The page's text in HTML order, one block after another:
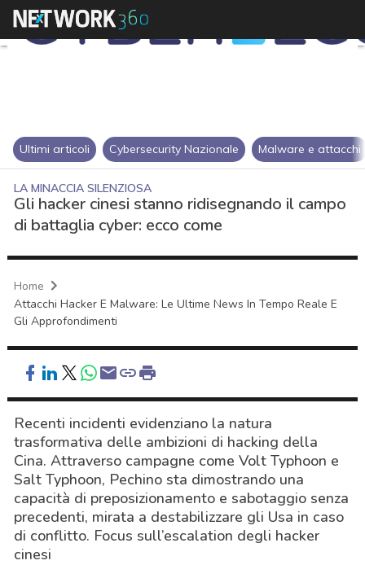
Ultimi articoli Cybersecurity Nazionale Malware e attacchi
LA MINACCIA SILENZIOSA
Gli hacker cinesi stanno ridisegnando il campo
di battaglia cyber: ecco come
Home
Attacchi Hacker E Malware: Le Ultime News In Tempo Reale E
Gli Approfondimenti
Recenti incidenti evidenziano la natura
trasformativa delle ambizioni di hacking della
Cina. Attraverso campagne come Volt Typhoon e
Salt Typhoon, Pechino sta dimostrando una
capacità di preposizionamento e sabotaggio senza
precedenti, mirata a destabilizzare gli Usa in caso
di conflitto. Focus sull’escalation degli hacker
cinesi